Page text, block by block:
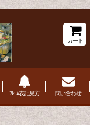
カート
ﾌﾚｰﾑ表記見方 問い合わせ